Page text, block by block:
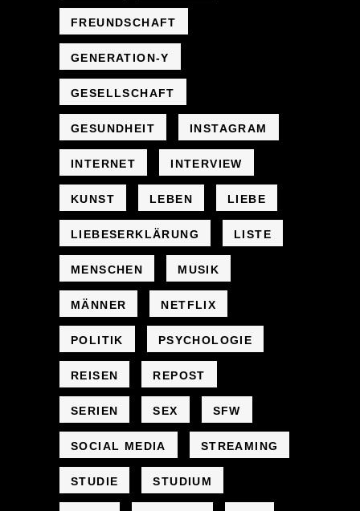
FREUNDSCHAFT
GENERATION-Y
GESELLSCHAFT
GESUNDHEIT INSTAGRAM
INTERNET INTERVIEW
KUNST LEBEN LIEBE
LIEBESERKLÄRUNG LISTE
MENSCHEN MUSIK
MÄNNER NETFLIX
POLITIK PSYCHOLOGIE
REISEN REPOST
SERIEN SEX SFW
SOCIAL MEDIA STREAMING
STUDIE STUDIUM